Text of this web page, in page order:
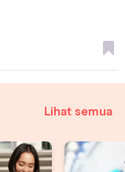
Lihat semua